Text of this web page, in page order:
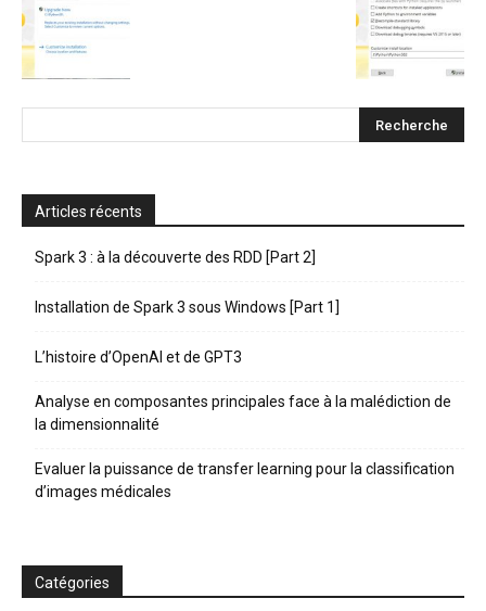
Articles récents
Spark 3 : à la découverte des RDD [Part 2]
Installation de Spark 3 sous Windows [Part 1]
L’histoire d’OpenAI et de GPT3
Analyse en composantes principales face à la malédiction de
la dimensionnalité
Evaluer la puissance de transfer learning pour la classification
d’images médicales
Catégories